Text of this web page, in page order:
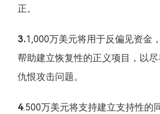
正。
3.1,000万美元将用于反偏见资金
帮助建立恢复性的正义项目，以
仇恨攻击问题。
4.500万美元将支持建立支持性的